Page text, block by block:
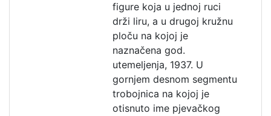
figure koja u jednoj ruci
drži liru, a u drugoj kružnu
ploču na kojoj je
naznačena god.
utemeljenja, 1937. U
gornjem desnom segmentu
trobojnica na kojoj je
otisnuto ime pjevačkog